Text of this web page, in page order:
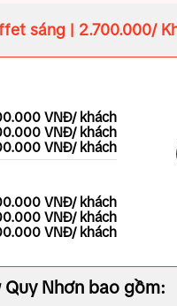
sáng | 2.700.000/
VNĐ/ khách
VNĐ/ khách
VNĐ/ khách
VNĐ/ khách
VNĐ/ khách
VNĐ/ khách
Nhơn bao gồm: